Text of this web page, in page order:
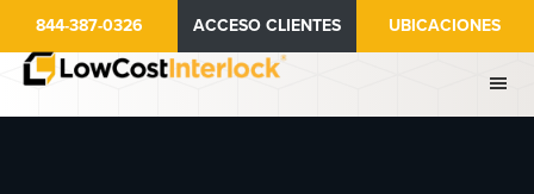
contenido
844-387-0326 ACCESO CLIENTES UBICACIONES